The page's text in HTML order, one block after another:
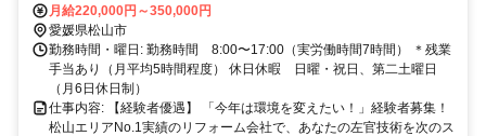
貸与（ガソリン代も支給されます） ＊社用車で通勤も可能、通勤手
当としてガソリン代実費支給します ＊社用車での通勤の場合、ご自
宅周辺の駐車場はご用意ください ＊2トンダンプなど、各種免許取得
支援制度あり（有給にて支援します）
月給220,000円～350,000円
愛媛県松山市
勤務時間・曜日: 勤務時間 8:00〜17:00（実労働時間7時間） ＊残業
手当あり（月平均5時間程度） 休日休暇 日曜・祝日、第二土曜日
（月6日休日制）
仕事内容: 【経験者優遇】 「今年は環境を変えたい！」経験者募集！
松山エリアNo.1実績のリフォーム会社で、あなたの左官技術を次のス